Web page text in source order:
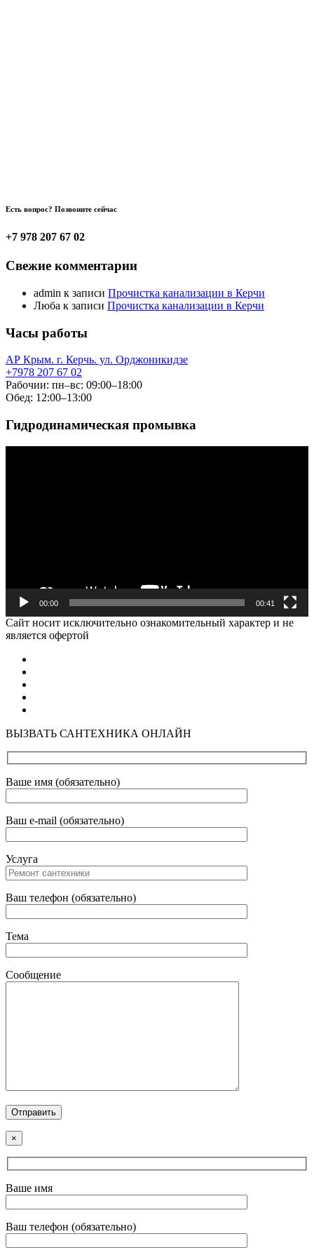
Есть вопрос? Позвоните сейчас
+7 978 207 67 02
Свежие комментарии
admin к записи Прочистка канализации в Керчи
Люба к записи Прочистка канализации в Керчи
Часы работы
АР Крым. г. Керчь. ул. Орджоникидзе
+7978 207 67 02
Рабочии: пн–вс: 09:00–18:00
Обед: 12:00–13:00
Гидродинамическая промывка
00:00 00:41
Cайт носит исключительно ознакомительный характер и не
является офертой
ВЫЗВАТЬ САНТЕХНИКА ОНЛАЙН
Ваше имя (обязательно)
Ваш e-mail (обязательно)
Услуга
Ваш телефон (обязательно)
Тема
Сообщение
×
Ваше имя
Ваш телефон (обязательно)